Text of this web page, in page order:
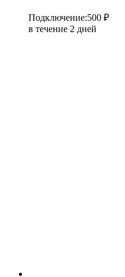
Подключение:500 ₽
в течение 2 дней